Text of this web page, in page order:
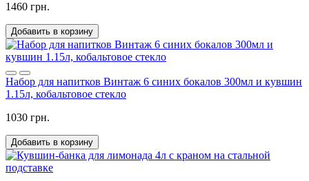
1460 грн.
Добавить в корзину
Набор для напитков Винтаж 6 синих бокалов 300мл и кувшин
1.15л, кобальтовое стекло
1030 грн.
Добавить в корзину